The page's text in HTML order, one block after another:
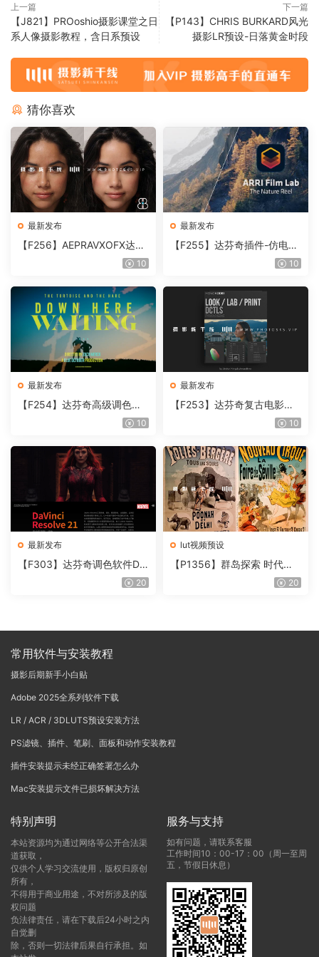
上一篇
【J821】PROoshio摄影课堂之日
系人像摄影教程，含日系预设
下一篇
【P143】CHRIS BURKARD风光
摄影LR预设-日落黄金时段
猜你喜欢
最新发布
【F256】AEPRAVXOFX达芬
奇视频人像磨皮润肤美颜插件
10
最新发布
【F255】达芬奇插件-仿电影
胶片视频调色插件 ARRI Film
10
最新发布
【F254】达芬奇高级调色插
件 Contour V2.2.2 WinMac10
最新发布
【F253】达芬奇复古电影胶
片质感DCTL节点调色预设 M
T V4.0
10
最新发布
【F303】达芬奇调色软件Da
Vinci Resolve Studio21.0.320
lut视频预设
【P1356】群岛探索 时代马
戏团 – QUEST 60 调色预设A
20
常用软件与安装教程
摄影后期新手小白贴
Adobe 2025全系列软件下载
LR / ACR / 3DLUTS预设安装方法
PS滤镜、插件、笔刷、面板和动作安装教程
插件安装提示未经正确签署怎么办
Mac安装提示文件已损坏解决方法
特别声明
本站资源均为通过网络等公开合法渠
道获取，
仅供个人学习交流使用，版权归原创
所有，
不得用于商业用途，不对所涉及的版
权问题
负法律责任，请在下载后24小时之内
自觉删
除，否则一切法律后果自行承担。如
服务与支持
如有问题，请联系客服
工作时间10：00-17：00（周一至周
五，节假日休息）